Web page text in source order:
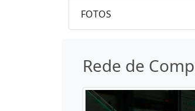
FOTOS
Rede de